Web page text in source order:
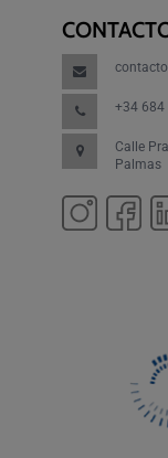
+34 684
Calle
Palmas